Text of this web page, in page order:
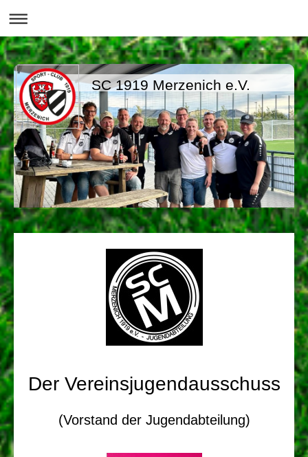
SC 1919 Merzenich e.V.
Der Vereinsjugendausschuss
(Vorstand der Jugendabteilung)